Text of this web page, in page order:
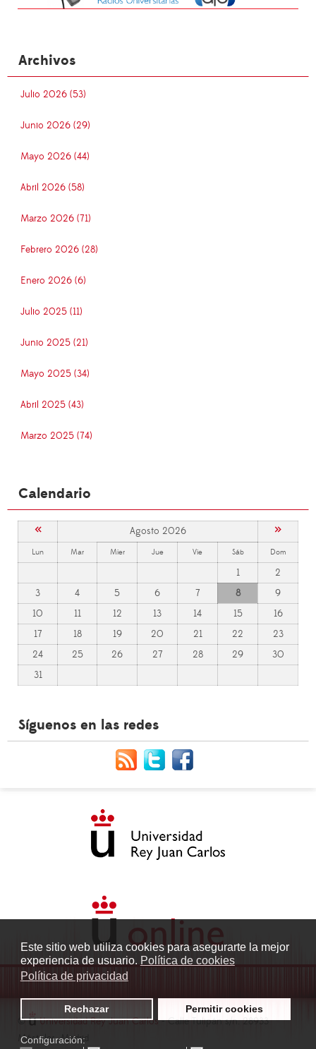
Este sitio web utiliza cookies para asegurarte la mejor
experiencia de usuario. Política de cookies
Política de privacidad
Rechazar Permitir cookies
Configuración:
Archivos
Julio 2026 (53)
Junio 2026 (29)
Mayo 2026 (44)
Abril 2026 (58)
Marzo 2026 (71)
Febrero 2026 (28)
Enero 2026 (6)
Julio 2025 (11)
Junio 2025 (21)
Mayo 2025 (34)
Abril 2025 (43)
Marzo 2025 (74)
Calendario
« Agosto 2026 »
Lun Mar Mier Jue Vie Sáb Dom
1
2
3
4 5 6 7 8
9
10
11 12 13 14 15
16
17
18 19 20 21 22
23
24
25 26 27 28 29
30
31
Síguenos en las redes
© Universidad Rey Juan Carlos- Calle Tulipán s/n. 28933
Móstoles. Madrid